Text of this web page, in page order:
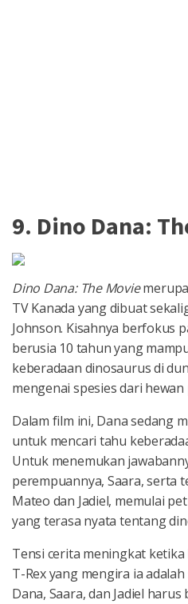
9. Dino Dana:
Dino Dana: The Movie
TV Kanada yang dibuat
Johnson. Kisahnya berfokus
berusia 10 tahun yang
keberadaan dinosaurus di
mengenai spesies dari
Dalam film ini, Dana sedang
untuk mencari tahu
Untuk menemukan
perempuannya, Saara, serta
Mateo dan Jadiel, memulai
yang terasa nyata tentang
Tensi cerita meningkat
T-Rex yang mengira ia
Dana, Saara, dan Jadiel